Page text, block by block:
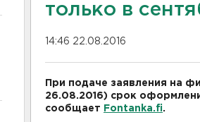
только в
14:46 22.08.2016
При подаче заявления на
26.08.2016) срок
сообщает
Fontanka.fi.